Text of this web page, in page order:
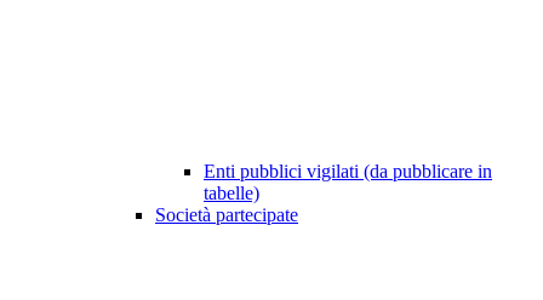
Enti pubblici vigilati (da pubblicare in
tabelle)
Società partecipate